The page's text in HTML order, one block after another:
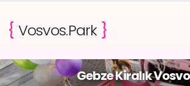
{ Vosvos.Park }
Gebze Kiralık